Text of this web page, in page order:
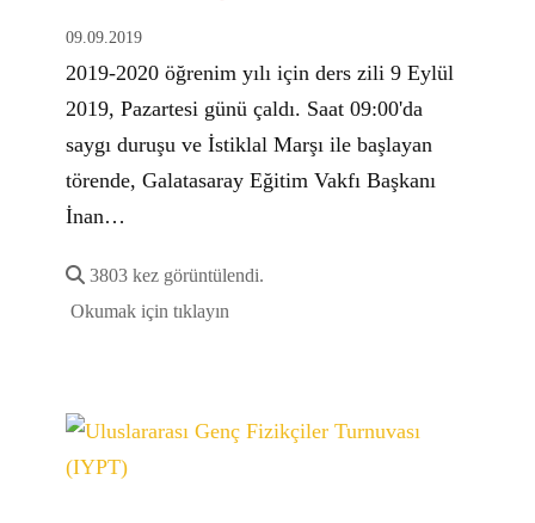
09.09.2019
2019-2020 öğrenim yılı için ders zili 9 Eylül
2019, Pazartesi günü çaldı. Saat 09:00'da
saygı duruşu ve İstiklal Marşı ile başlayan
törende, Galatasaray Eğitim Vakfı Başkanı
İnan…
3803 kez görüntülendi.
Okumak için tıklayın